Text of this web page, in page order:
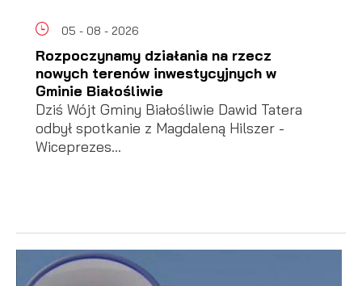
05 - 08 - 2026
Rozpoczynamy działania na rzecz
nowych terenów inwestycyjnych w
Gminie Białośliwie
Dziś Wójt Gminy Białośliwie Dawid Tatera
odbył spotkanie z Magdaleną Hilszer -
Wiceprezes...